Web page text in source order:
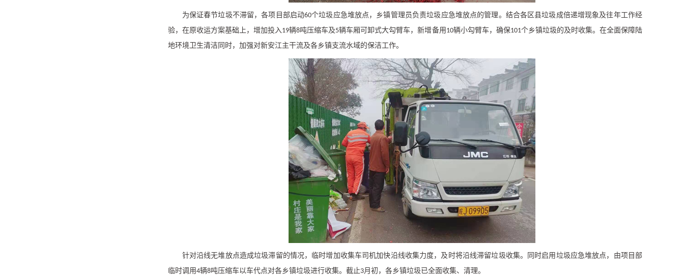
为保证春节垃圾不滞留，各项目部启动60个垃圾应急堆放点，乡镇管理员负责垃圾应急堆放点的管理。结合各区县垃圾成倍递增现象及往年工作经
验，在原收运方案基础上，增加投入19辆8吨压缩车及5辆车厢可卸式大勾臂车，新增备用 10辆小勾臂车，确保101个乡镇垃圾的及时收集。在全面保障陆
地环境卫生清洁同时，加强对新安江主干流及各乡镇支流水域的保洁工作。
针对沿线无堆放点造成垃圾滞留的情况，临时增加收集车司机加快沿线收集力度，及时将沿线滞留垃圾收集。同时启用垃圾应急堆放点，由项目部
临时调用4辆8吨压缩车以车代点对各乡镇垃圾进行收集。截止3月初，各乡镇垃圾已全面收集、清理。